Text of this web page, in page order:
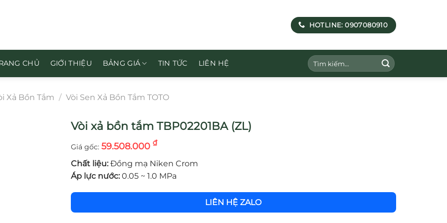
HOTLINE: 0907080910
CHỦ GIỚI THIỆU BẢNG GIÁ TIN TỨC LIÊN HỆ
Tìm
kiếm:
Xả Bồn Tắm / Vòi Sen Xả Bồn Tắm TOTO
Vòi xả bồn tắm TBP02201BA (ZL)
59.508.000 ₫
Chất liệu:Đồng mạ Niken Crom
Áp lực nước:0.05 ~ 1.0 MPa
LIÊN HỆ ZALO